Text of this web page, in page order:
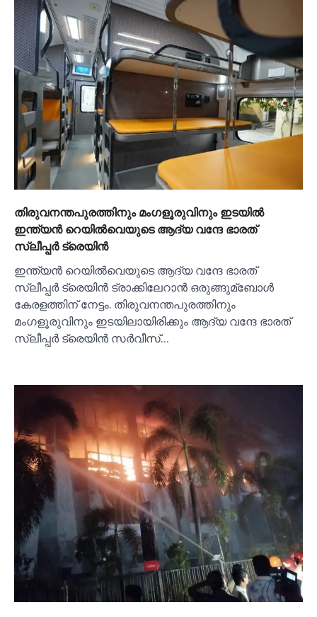
തിരുവനന്തപുരത്തിനും മംഗളൂരുവിനും ഇടയില്‍
ഇന്ത്യന്‍ റെയില്‍വെയുടെ ആദ്യ വന്ദേ ഭാരത്
സ്ലീപ്പര്‍ ട്രെയിന്‍
ഇന്ത്യന്‍ റെയില്‍വെയുടെ ആദ്യ വന്ദേ ഭാരത്
സ്ലീപ്പര്‍ ട്രെയിന്‍ ട്രാക്കിലേറാന്‍ ഒരുങ്ങുമ്ബോള്‍
കേരളത്തിന് നേട്ടം. തിരുവനന്തപുരത്തിനും
മംഗളൂരുവിനും ഇടയിലായിരിക്കും ആദ്യ വന്ദേ ഭാരത്
സ്ലീപ്പര്‍ ട്രെയിന്‍ സര്‍വീസ്…